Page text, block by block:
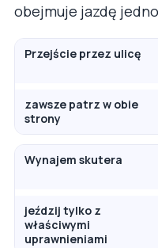
obejmuje jazdę
Przejście przez ulicę
zawsze patrz w obie
strony
Wynajem skutera
jeździj tylko z
właściwymi
uprawnieniami